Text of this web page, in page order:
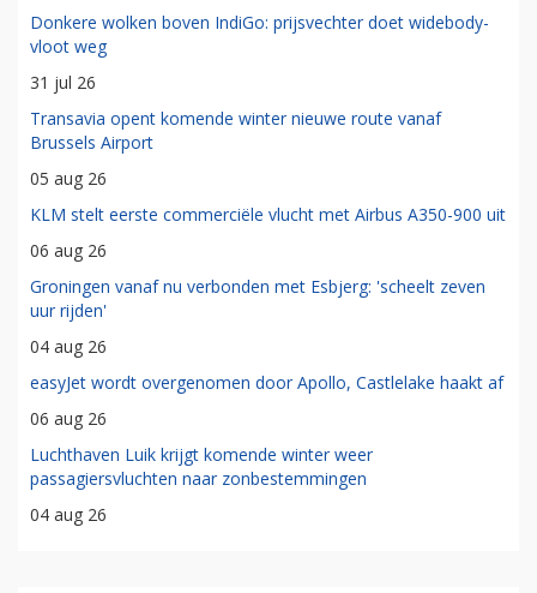
Donkere wolken boven IndiGo: prijsvechter doet widebody-
vloot weg
31 jul 26
Transavia opent komende winter nieuwe route vanaf
Brussels Airport
05 aug 26
KLM stelt eerste commerciële vlucht met Airbus A350-900 uit
06 aug 26
Groningen vanaf nu verbonden met Esbjerg: 'scheelt zeven
uur rijden'
04 aug 26
easyJet wordt overgenomen door Apollo, Castlelake haakt af
06 aug 26
Luchthaven Luik krijgt komende winter weer
passagiersvluchten naar zonbestemmingen
04 aug 26